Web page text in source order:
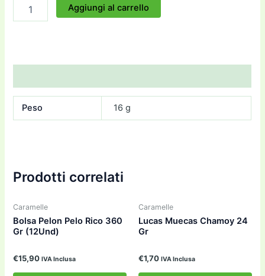
Tarrito
Aggiungi al carrello
Peso 16 g
Prodotti correlati
Caramelle
Bolsa Pelon Pelo Rico 360
Gr (12Und)
€15,90 IVA Inclusa
Caramelle
Lucas Muecas Chamoy 24
Gr
€1,70 IVA Inclusa